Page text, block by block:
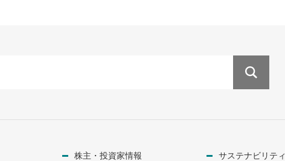
株主・投資家情報 サステナビリティ